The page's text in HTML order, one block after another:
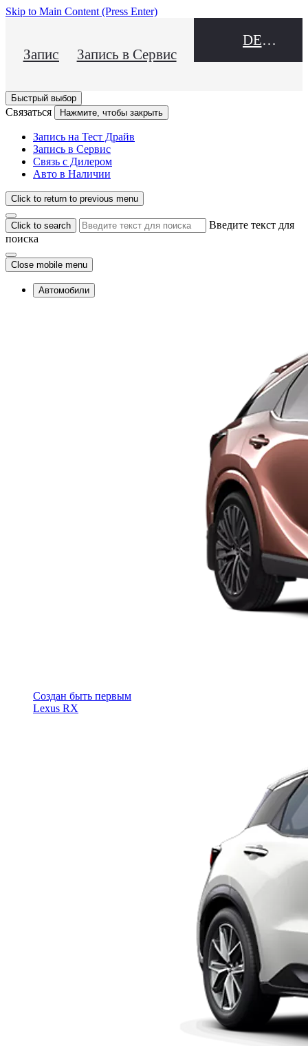
Skip to Main Content (Press Enter)
Запись на Тест Драйв
Запись в Сервис
DEALER NAME
Быстрый выбор
Связаться Нажмите, чтобы закрыть
Запись на Тест Драйв
Запись в Сервис
Связь с Дилером
Авто в Наличии
Click to return to previous menu
Click to search
Введите текст для
поиска
Close mobile menu
Автомобили
Cоздан быть первым
Lexus RX